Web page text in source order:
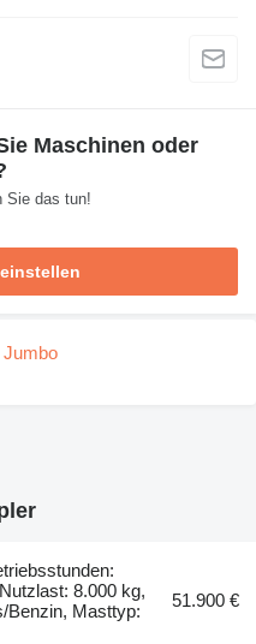
Maschinen oder
Sie das tun!
Jumbo
8.000 kg,
Benzin, Masttyp:
51.900 €